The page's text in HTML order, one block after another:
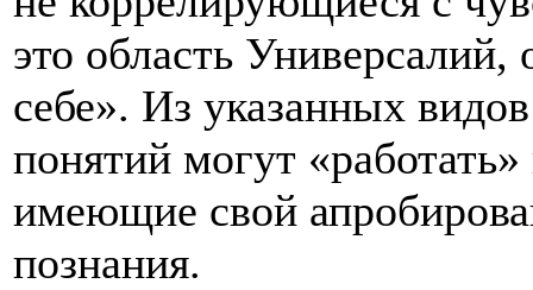
это область
себе». Из указанных
понятий могут
имеющие свой
познания.